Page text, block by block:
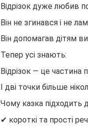
Відрізок дуже любив
Він не згинався і не
Він допомагав дітям
Тепер усі знають:
Відрізок — це частина
І дві точки більше
Чому казка підходить
✔ короткі та прості